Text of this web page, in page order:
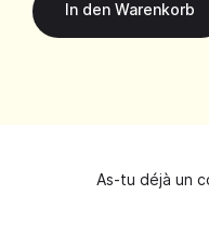
As-tu déjà un